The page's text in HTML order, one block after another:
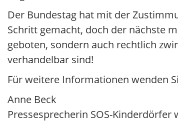
Der Bundestag hat mit der
Schritt gemacht, doch der nächste
geboten, sondern auch rechtlich
verhandelbar sind!
Für weitere Informationen wenden
Anne Beck
Pressesprecherin SOS-Kinderdörfer